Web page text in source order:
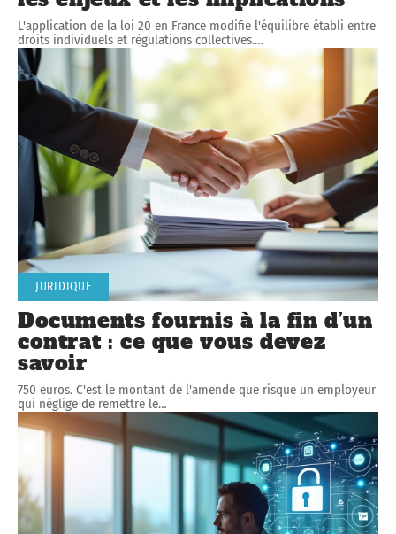
L'application de la loi 20 en France modifie l'équilibre établi entre
droits individuels et régulations collectives.…
JURIDIQUE
Documents fournis à la fin d’un
contrat : ce que vous devez
savoir
750 euros. C'est le montant de l'amende que risque un employeur
qui néglige de remettre le…